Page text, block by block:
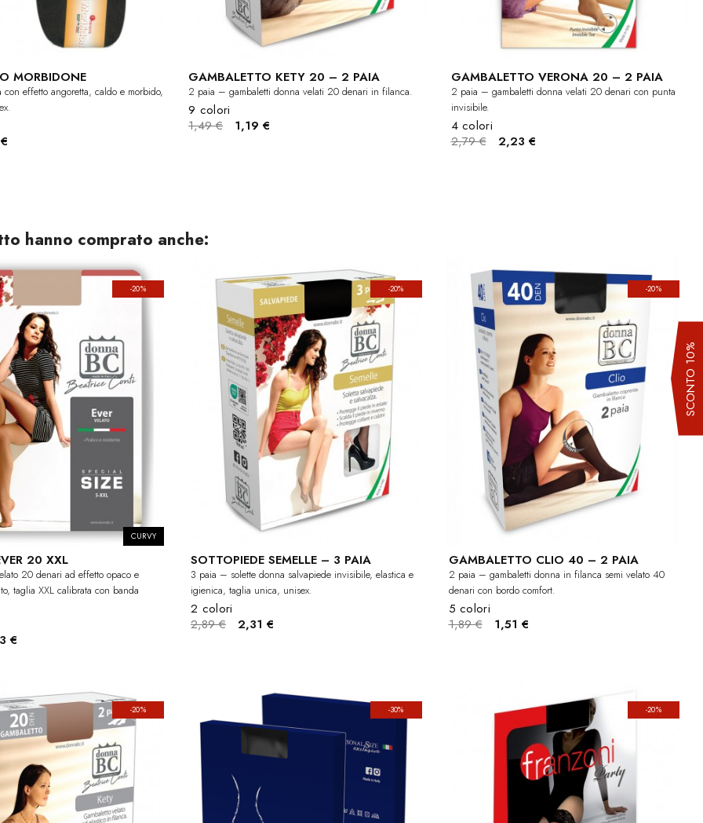
MORBIDONE
con effetto angoretta, caldo e morbido,
GAMBALETTO KETY 20 – 2 PAIA
2 paia – gambaletti donna velati 20 denari in filanca.
9 colori
1,49 €
1,19 €
GAMBALETTO VERONA 20 – 2 PAIA
2 paia – gambaletti donna velati 20 denari con punta
invisibile.
4 colori
2,79 €
2,23 €
hanno comprato anche:
-20%
CURVY
20 XXL
20 denari ad effetto opaco e
taglia XXL calibrata con banda
€
-20%
SOTTOPIEDE SEMELLE – 3 PAIA
3 paia – solette donna salvapiede invisibile, elastica e
igienica, taglia unica, unisex.
2 colori
2,89 €
2,31 €
-20%
GAMBALETTO CLIO 40 – 2 PAIA
2 paia – gambaletti donna in filanca semi velato 40
denari con bordo comfort.
5 colori
1,89 €
1,51 €
-20% -30% -20%
SCONTO 10%